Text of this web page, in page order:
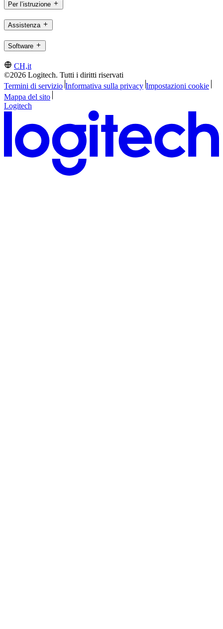
Per l’istruzione
Assistenza
Software
CH,it
©2026 Logitech. Tutti i diritti riservati
Termini di servizio Informativa sulla privacy Impostazioni cookie
Mappa del sito
Logitech